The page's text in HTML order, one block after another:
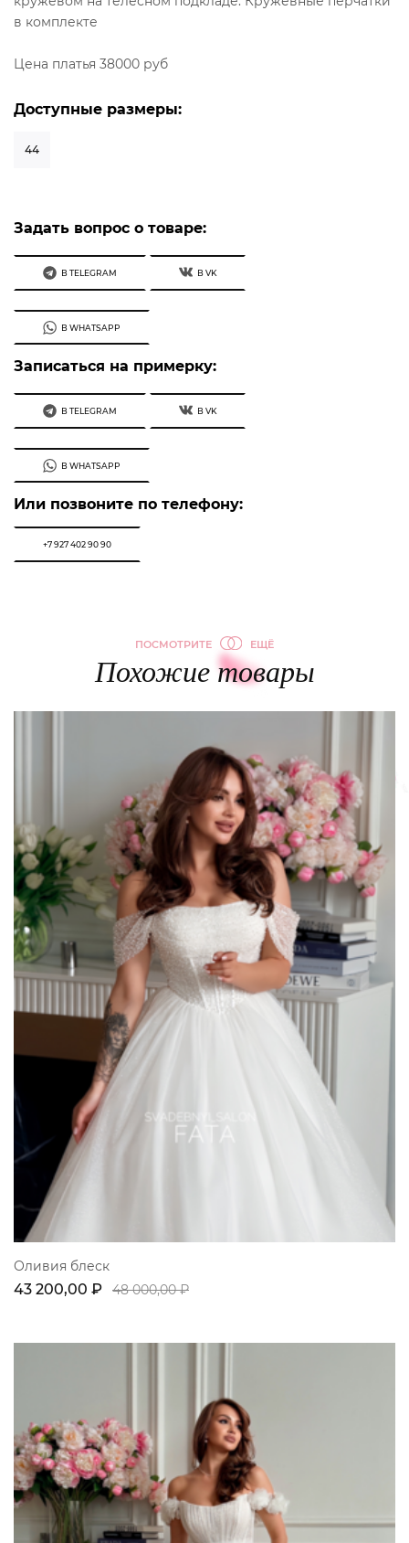
в комплекте
Цена платья 38000 руб
Доступные размеры:
44
Задать вопрос о товаре:
В TELEGRAM В VK
В WHATSAPP
Записаться на примерку:
В TELEGRAM В VK
В WHATSAPP
Или позвоните по телефону:
+7 927 402 90 90
ПОСМОТРИТЕ ЕЩЁ
Похожие товары
Оливия блеск
43 200,00 ₽ 48 000,00 ₽